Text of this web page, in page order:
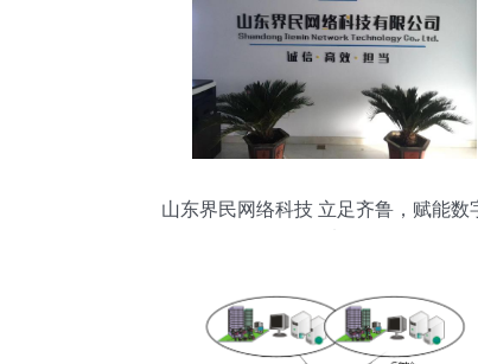
山东界民网络科技 立足齐鲁，赋能数